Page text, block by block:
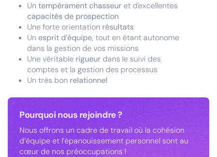
Un tempérament chasseur et d'excellentes
capacités de prospection
Une forte orientation résultats
Un esprit d’équipe, tout en étant autonome
dans la gestion de vos missions
Une véritable rigueur dans le suivi des
comptes et la gestion des processus
Un très bon relationnel
Pourquoi nous rejoindre ?
Nous offrons un cadre de travail où la cohésion
d’équipe et l’épanouissement personnel sont au
cœur de nos préoccupations !